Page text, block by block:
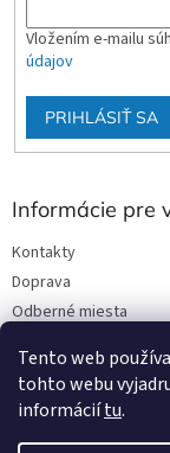
Tento web
tohto webu
informáciítu.
Vložením e-mailu
údajov
PRIHLÁSIŤ SA
Informácie pre
Kontakty
Doprava
Odberné miesta
Obchodné podmienky